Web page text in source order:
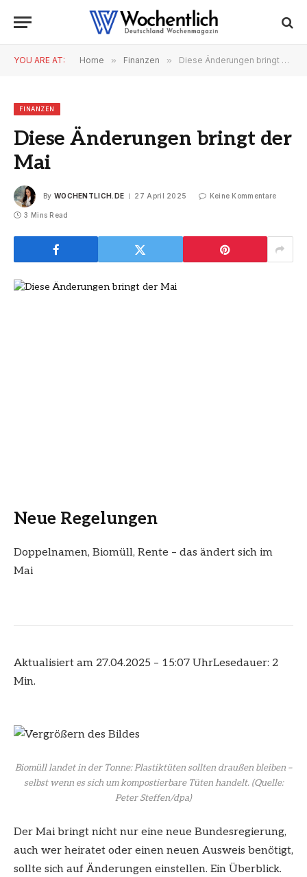
YOU ARE AT: Home » Finanzen » Diese Änderungen bringt der Mai
FINANZEN
Diese Änderungen bringt der
Mai
By WOCHENTLICH.DE 27 April 2025 Keine Kommentare
3 Mins Read
Neue Regelungen
Doppelnamen, Biomüll, Rente – das ändert sich im
Mai
Aktualisiert am 27.04.2025 – 15:07 UhrLesedauer: 2
Min.
Biomüll landet in der Tonne: Plastiktüten sollten draußen bleiben –
selbst wenn es sich um kompostierbare Tüten handelt.(Quelle:
Peter Steffen/dpa)
Der Mai bringt nicht nur eine neue Bundesregierung,
auch wer heiratet oder einen neuen Ausweis benötigt,
sollte sich auf Änderungen einstellen. Ein Überblick.